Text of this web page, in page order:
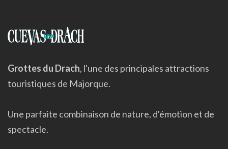
Grottes du Drach, l'une des principales attractions
touristiques de Majorque.
Une parfaite combinaison de nature, d'émotion et de
spectacle.